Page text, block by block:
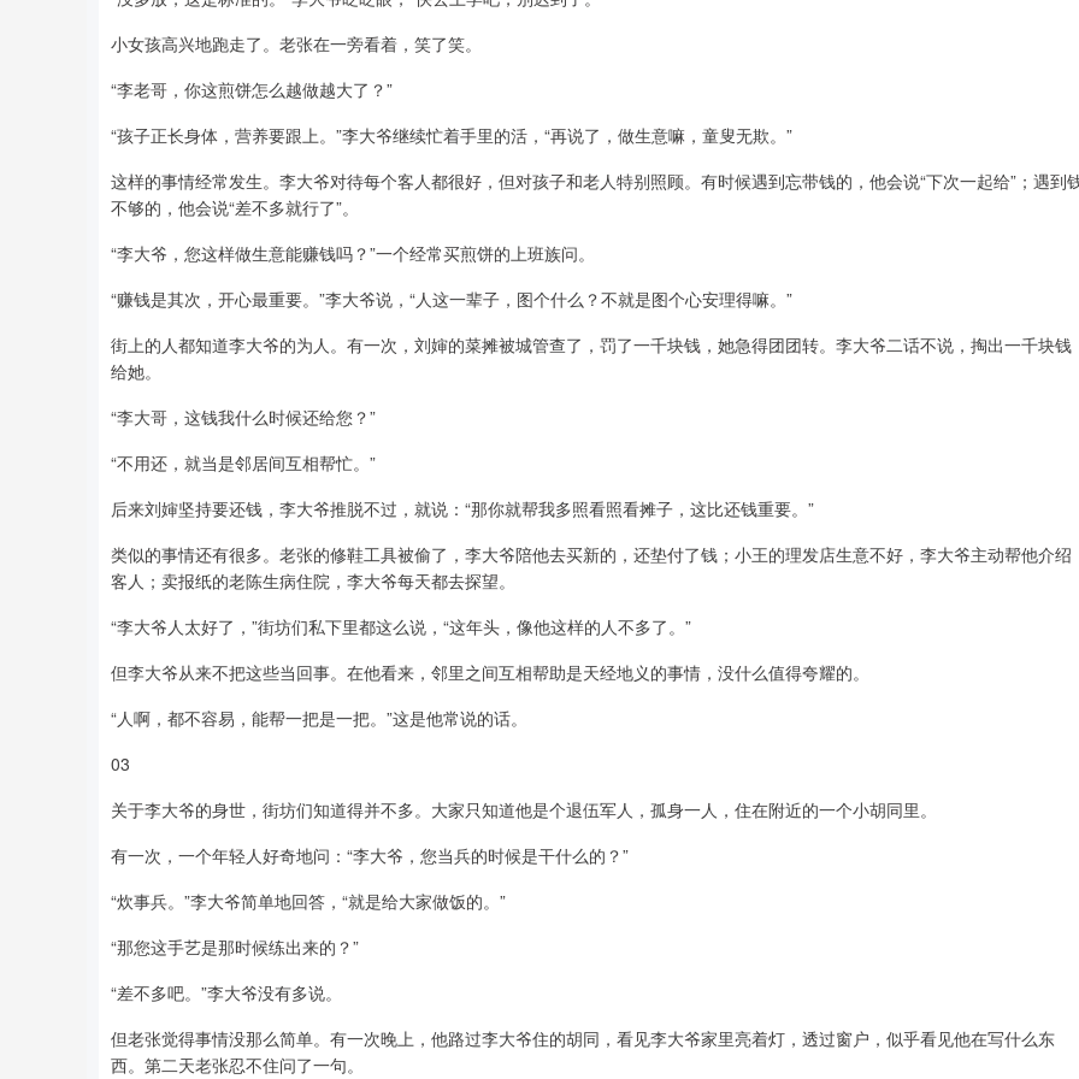
小女孩高兴地跑走了。老张在一旁看着，笑了笑。
“李老哥，你这煎饼怎么越做越大了？”
“孩子正长身体，营养要跟上。”李大爷继续忙着手里的活，“再说了，做生意嘛，童叟无欺。”
这样的事情经常发生。李大爷对待每个客人都很好，但对孩子和老人特别照顾。有时候遇到忘带钱的，他会说“下次一起给”；遇到
不够的，他会说“差不多就行了”。
“李大爷，您这样做生意能赚钱吗？”一个经常买煎饼的上班族问。
“赚钱是其次，开心最重要。”李大爷说，“人这一辈子，图个什么？不就是图个心安理得嘛。”
街上的人都知道李大爷的为人。有一次，刘婶的菜摊被城管查了，罚了一千块钱，她急得团团转。李大爷二话不说，掏出一千块钱
给她。
“李大哥，这钱我什么时候还给您？”
“不用还，就当是邻居间互相帮忙。”
后来刘婶坚持要还钱，李大爷推脱不过，就说：“那你就帮我多照看照看摊子，这比还钱重要。”
类似的事情还有很多。老张的修鞋工具被偷了，李大爷陪他去买新的，还垫付了钱；小王的理发店生意不好，李大爷主动帮他介绍
客人；卖报纸的老陈生病住院，李大爷每天都去探望。
“李大爷人太好了，”街坊们私下里都这么说，“这年头，像他这样的人不多了。”
但李大爷从来不把这些当回事。在他看来，邻里之间互相帮助是天经地义的事情，没什么值得夸耀的。
“人啊，都不容易，能帮一把是一把。”这是他常说的话。
03
关于李大爷的身世，街坊们知道得并不多。大家只知道他是个退伍军人，孤身一人，住在附近的一个小胡同里。
有一次，一个年轻人好奇地问：“李大爷，您当兵的时候是干什么的？”
“炊事兵。”李大爷简单地回答，“就是给大家做饭的。”
“那您这手艺是那时候练出来的？”
“差不多吧。”李大爷没有多说。
但老张觉得事情没那么简单。有一次晚上，他路过李大爷住的胡同，看见李大爷家里亮着灯，透过窗户，似乎看见他在写什么东
西。第二天老张忍不住问了一句。